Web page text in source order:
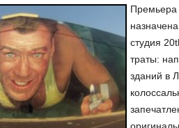
Премьера
студия
траты:
зданий в